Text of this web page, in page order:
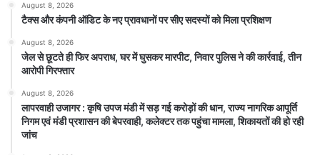
August 8, 2026
टैक्स और कंपनी ऑडिट के नए प्रावधानों पर सीए सदस्यों को मिला प्रशिक्षण
August 8, 2026
जेल से छूटते ही फिर अपराध, घर में घुसकर मारपीट, निवार पुलिस ने की कार्रवाई, तीन
आरोपी गिरफ्तार
August 8, 2026
लापरवाही उजागर : कृषि उपज मंडी में सड़ गई करोड़ों की धान, राज्य नागरिक आपूर्ति
निगम एवं मंडी प्रशासन की बेपरवाही, कलेक्टर तक पहुंचा मामला, शिकायतों की हो रही
जांच